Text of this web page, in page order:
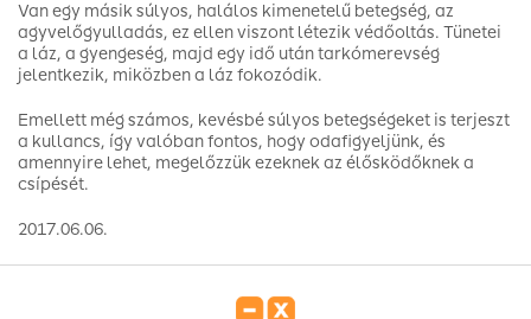
Van egy másik súlyos, halálos kimenetelű betegség, az
agyvelőgyulladás, ez ellen viszont létezik védőoltás. Tünetei
a láz, a gyengeség, majd egy idő után tarkómerevség
jelentkezik, miközben a láz fokozódik.
Emellett még számos, kevésbé súlyos betegségeket is terjeszt
a kullancs, így valóban fontos, hogy odafigyeljünk, és
amennyire lehet, megelőzzük ezeknek az élősködőknek a
csípését.
2017.06.06.